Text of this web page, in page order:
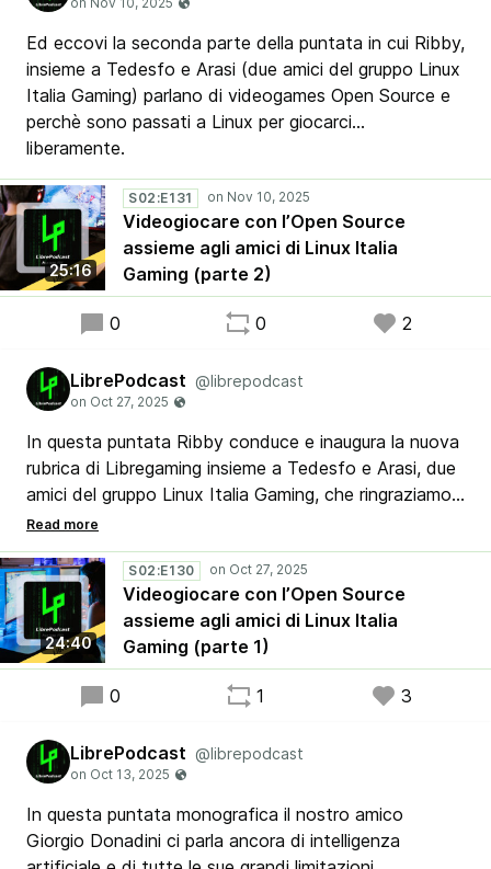
Ed eccovi la seconda parte della puntata in cui Ribby,
insieme a Tedesfo e Arasi (due amici del gruppo Linux
Italia Gaming) parlano di videogames Open Source e
perchè sono passati a Linux per giocarci…
liberamente.
25:16
S02:E131
Videogiocare con l’Open Source
assieme agli amici di Linux Italia
Gaming (parte 2)
0 0 2
LibrePodcast @librepodcast
In questa puntata Ribby conduce e inaugura la nuova
rubrica di Libregaming insieme a Tedesfo e Arasi, due
amici del gruppo Linux Italia Gaming, che ringraziamo
per aver partecipato. Naturalmente si parla di
videogames, ma principalmente Open Source ed
installati e giocati su piattaforme Linux.
Canale Telegram di Linux Italia Gaming:
t.me/lig_gruppo
24:40
S02:E130
Videogiocare con l’Open Source
assieme agli amici di Linux Italia
Gaming (parte 1)
0 1 3
LibrePodcast @librepodcast
In questa puntata monografica il nostro amico
Giorgio Donadini ci parla ancora di intelligenza